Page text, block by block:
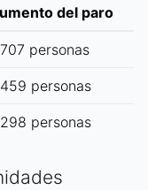
del paro
personas
personas
personas